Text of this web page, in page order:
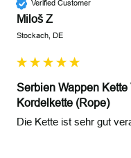
Verified Customer
Miloš Z
Stockach, DE
Serbien Wappen
Kordelkette (Rope)
Die Kette ist sehr gut